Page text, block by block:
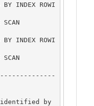
INDEX ROWI
INDEX ROWI
by